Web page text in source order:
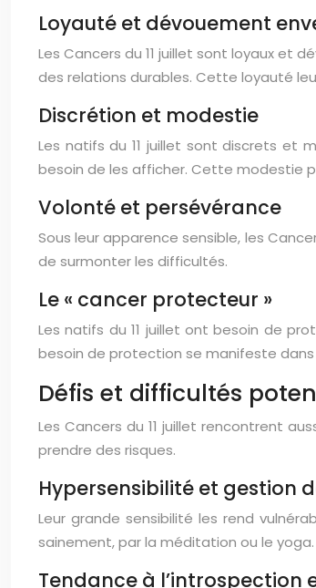
Loyauté et dévouement
Les Cancers du 11 juillet sont loyaux et
des relations durables. Cette loyauté
Discrétion et modestie
Les natifs du 11 juillet sont discrets et
besoin de les afficher. Cette modestie
Volonté et persévérance
Sous leur apparence sensible, les
de surmonter les difficultés.
Le « cancer protecteur »
Les natifs du 11 juillet ont besoin de
besoin de protection se manifeste dans
Défis et difficultés
Les Cancers du 11 juillet rencontrent
prendre des risques.
Hypersensibilité et gestion
Leur grande sensibilité les rend
sainement, par la méditation ou le
Tendance à l’introspection